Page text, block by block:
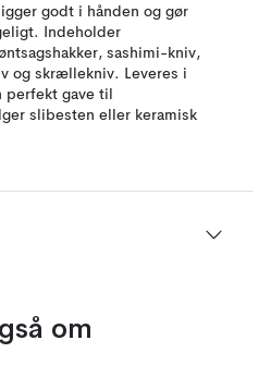
godt i hånden og gør
Indeholder
sashimi-kniv,
og skrællekniv. Leveres i
gave til
slibesten eller keramisk
om